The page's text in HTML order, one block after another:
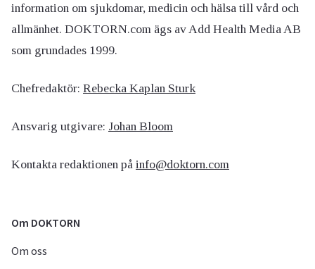
information om sjukdomar, medicin och hälsa till vård och
allmänhet. DOKTORN.com ägs av Add Health Media AB
som grundades 1999.
Chefredaktör: Rebecka Kaplan Sturk
Ansvarig utgivare: Johan Bloom
Kontakta redaktionen på info@doktorn.com
Om DOKTORN
Om oss